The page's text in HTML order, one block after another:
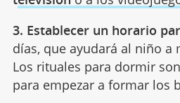
3. Establecer un horario
días, que ayudará al niño a
Los rituales para dormir
para empezar a formar los